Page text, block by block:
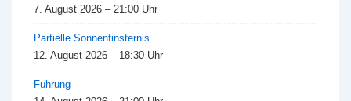
7. August 2026 – 21:00 Uhr
Partielle Sonnenfinsternis
12. August 2026 – 18:30 Uhr
Führung